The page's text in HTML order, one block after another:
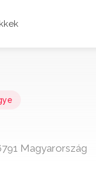
Magyarország